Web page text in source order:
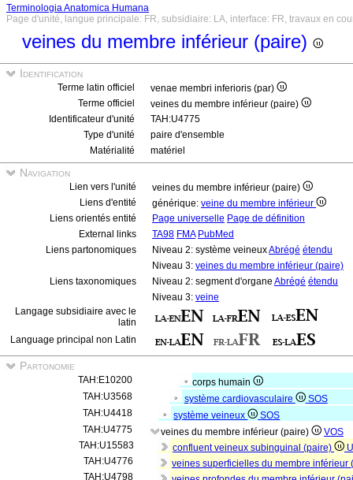
Terminologia Anatomica Humana
Page d'unité, langue principale: FR, subsidiaire: LA, interface: FR, travaux en
veines du membre inférieur (paire)
Identification
Terme latin officiel
venae membri inferioris (par)
Terme officiel
veines du membre inférieur (paire)
Identificateur d'unité
TAH:U4775
Type d'unité
paire d'ensemble
Matérialité
matériel
Navigation
Lien vers l'unité
veines du membre inférieur (paire)
Liens d'entité
générique: veine du membre inférieur
Liens orientés entité
Page universelle Page de définition
External links
TA98 FMA PubMed
Liens partonomiques
Niveau 2: système veineuxAbrégé étendu
Niveau 3: veines du membre inférieur (paire)
Liens taxonomiques
Niveau 2: segment d'organe Abrégé étendu
Niveau 3: veine
Langage subsidiaire avec le
latin
Language principal non Latin
Partonomie
TAH:E10200
corps humain
TAH:U3568
système cardiovasculaire
SOS
TAH:U4418
système veineux
SOS
TAH:U4775
veines du membre inférieur (paire)
VOS
TAH:U15583
confluent veineux subinguinal (paire)
TAH:U4776
veines superficielles du membre inférieur
TAH:U4798